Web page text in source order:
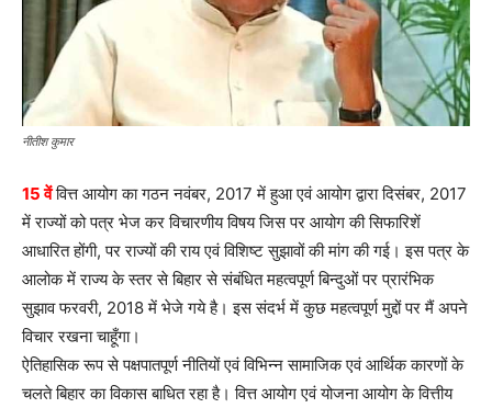
नीतीश कुमार
15 वेंवित्त आयोग का गठन नवंबर, 2017 में हुआ एवं आयोग द्वारा दिसंबर, 2017
में राज्यों को पत्र भेज कर विचारणीय विषय जिस पर आयोग की सिफारिशें
आधारित होंगी, पर राज्यों की राय एवं विशिष्ट सुझावों की मांग की गई। इस पत्र के
आलोक में राज्य के स्तर से बिहार से संबंधित महत्वपूर्ण बिन्दुओं पर प्रारंभिक
सुझाव फरवरी, 2018 में भेजे गये है। इस संदर्भ में कुछ महत्वपूर्ण मुद्दों पर मैं अपने
विचार रखना चाहूँगा।
ऐतिहासिक रूप से पक्षपातपूर्ण नीतियों एवं विभिन्न सामाजिक एवं आर्थिक कारणों के
चलते बिहार का विकास बाधित रहा है। वित्त आयोग एवं योजना आयोग के वित्तीय